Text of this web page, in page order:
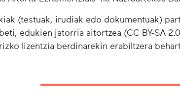
(testuak, irudiak edo dokumentuak)
edukien jatorria aitortzea (CC BY-SA
lizentzia berdinarekin erabiltzera